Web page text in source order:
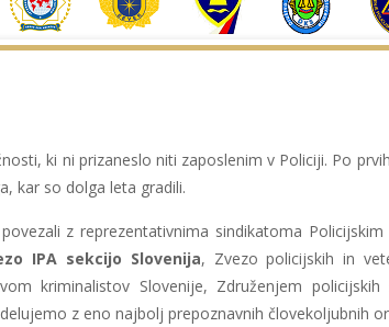
ki ni prizaneslo niti zaposlenim v Policiji. Po
kar so dolga leta gradili.
z reprezentativnima sindikatoma
IPA sekcijo Slovenija, Zvezo policijskih in
kriminalistov Slovenije, Združenjem
z eno najbolj prepoznavnih človekoljubnih